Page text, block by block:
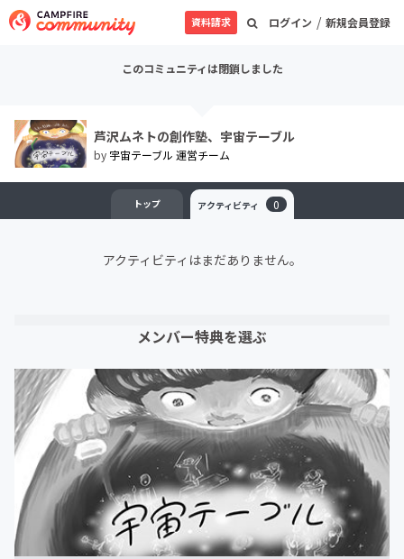
ログイン / 新規会員登録
資料請求
このコミュニティは閉鎖しました
芦沢ムネトの創作塾、宇宙テーブル
by 宇宙テーブル 運営チーム
トップ アクティビティ 0
アクティビティはまだありません。
メンバー特典を選ぶ